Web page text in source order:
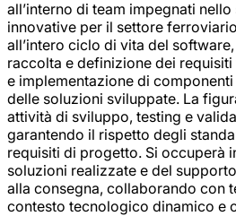
all’interno di team impegnati
innovative per il settore
all’intero ciclo di vita del
raccolta e definizione dei
e implementazione di
delle soluzioni sviluppate. La
attività di sviluppo, testing e
garantendo il rispetto degli
requisiti di progetto. Si occuperà
soluzioni realizzate e del
alla consegna, collaborando con
contesto tecnologico dinamico e